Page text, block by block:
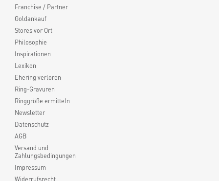
Franchise / Partner
Goldankauf
Stores vor Ort
Philosophie
Inspirationen
Lexikon
Ehering verloren
Ring-Gravuren
Ringgröße ermitteln
Newsletter
Datenschutz
AGB
Versand und
Zahlungsbedingungen
Impressum
Widerrufsrecht